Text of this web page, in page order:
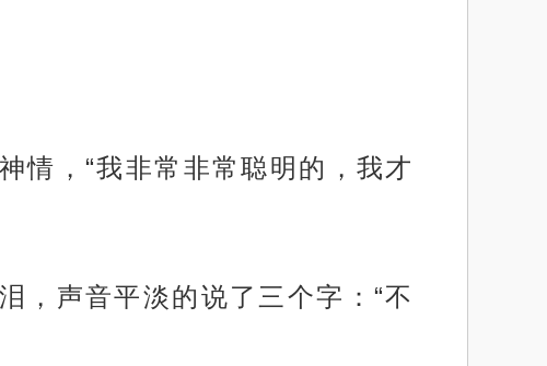
情，“我非常非常聪明的，我才
，声音平淡的说了三个字：“不